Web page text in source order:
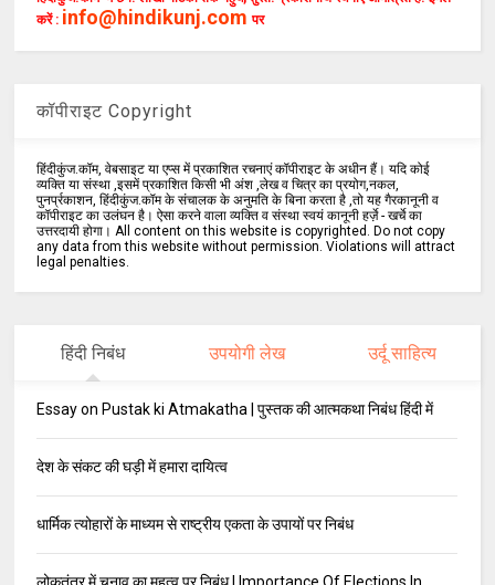
करें : info@hindikunj.com पर
कॉपीराइट Copyright
हिंदीकुंज.कॉम, वेबसाइट या एप्स में प्रकाशित रचनाएं कॉपीराइट के अधीन हैं। यदि कोई
व्यक्ति या संस्था ,इसमें प्रकाशित किसी भी अंश ,लेख व चित्र का प्रयोग,नकल,
पुनर्प्रकाशन, हिंदीकुंज.कॉम के संचालक के अनुमति के बिना करता है ,तो यह गैरकानूनी व
कॉपीराइट का उलंघन है। ऐसा करने वाला व्यक्ति व संस्था स्वयं कानूनी हर्ज़े - खर्चे का
उत्तरदायी होगा। All content on this website is copyrighted. Do not copy
any data from this website without permission. Violations will attract
legal penalties.
हिंदी निबंध उपयोगी लेख उर्दू साहित्य
Essay on Pustak ki Atmakatha | पुस्तक की आत्मकथा निबंध हिंदी में
देश के संकट की घड़ी में हमारा दायित्व
धार्मिक त्योहारों के माध्यम से राष्ट्रीय एकता के उपायों पर निबंध